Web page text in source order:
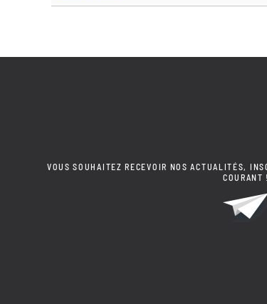
VOUS SOUHAITEZ RECEVOIR NOS ACTUALITÉS,
COURANT !